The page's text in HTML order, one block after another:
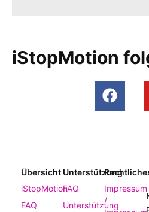
iStopMotion
Übersicht
iStopMotion
FAQ
Unterstützung
FAQ
Unterstützung
Impressum
/